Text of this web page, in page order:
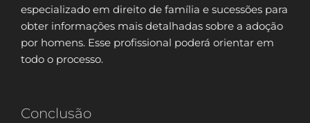
especializado em direito de família e sucessões para
obter informações mais detalhadas sobre a adoção
por homens. Esse profissional poderá orientar em
todo o processo.
Conclusão